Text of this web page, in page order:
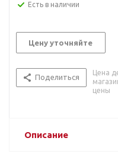
Есть в наличии
Цену уточняйте
Поделиться
Цена
цены
Описание